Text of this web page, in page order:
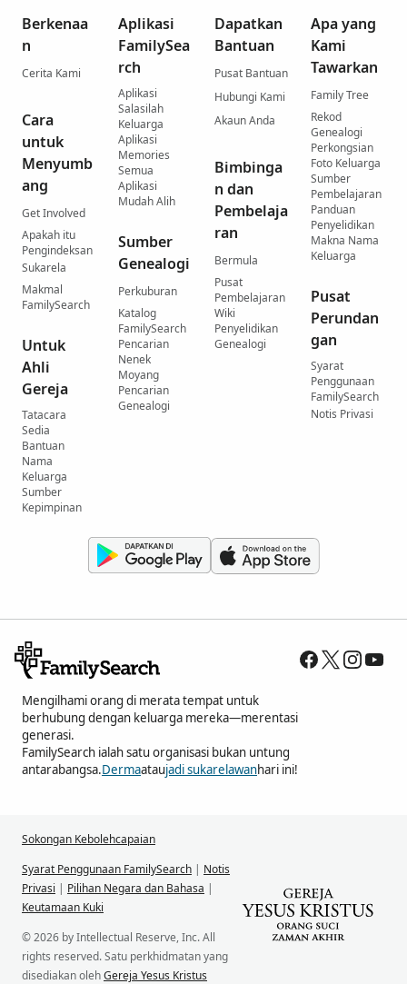
Berkenaa
n
Cerita Kami
Cara
untuk
Menyumb
ang
Get Involved
Apakah itu
Pengindeksan
Sukarela
Makmal
FamilySearch
Untuk
Ahli
Gereja
Tatacara
Sedia
Bantuan
Nama
Keluarga
Sumber
Kepimpinan
Aplikasi
FamilySea
rch
Aplikasi
Salasilah
Keluarga
Aplikasi
Memories
Semua
Aplikasi
Mudah Alih
Sumber
Genealogi
Perkuburan
Katalog
FamilySearch
Pencarian
Nenek
Moyang
Pencarian
Genealogi
Dapatkan
Bantuan
Pusat Bantuan
Hubungi Kami
Akaun Anda
Bimbinga
n dan
Pembelaja
ran
Bermula
Pusat
Pembelajaran
Wiki
Penyelidikan
Genealogi
Apa yang
Kami
Tawarkan
Family Tree
Rekod
Genealogi
Perkongsian
Foto Keluarga
Sumber
Pembelajaran
Panduan
Penyelidikan
Makna Nama
Keluarga
Pusat
Perundan
gan
Syarat
Penggunaan
FamilySearch
Notis Privasi
Mengilhami orang di merata tempat untuk
berhubung dengan keluarga mereka—merentasi
generasi.
FamilySearch ialah satu organisasi bukan untung
antarabangsa.Dermaataujadi sukarelawanhari ini!
Sokongan Kebolehcapaian
Syarat Penggunaan FamilySearch | Notis
Privasi | Pilihan Negara dan Bahasa |
Keutamaan Kuki
© 2026 by Intellectual Reserve, Inc. All
rights reserved. Satu perkhidmatan yang
disediakan olehGereja Yesus Kristus